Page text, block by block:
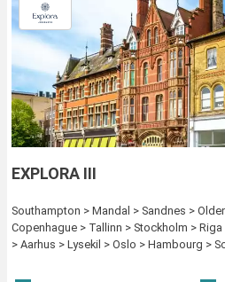
Ports
EXPLORA III
Southampton > Mandal > Sandnes >
Copenhague > Tallinn > Stockholm >
> Aarhus > Lysekil > Oslo > Hambourg >